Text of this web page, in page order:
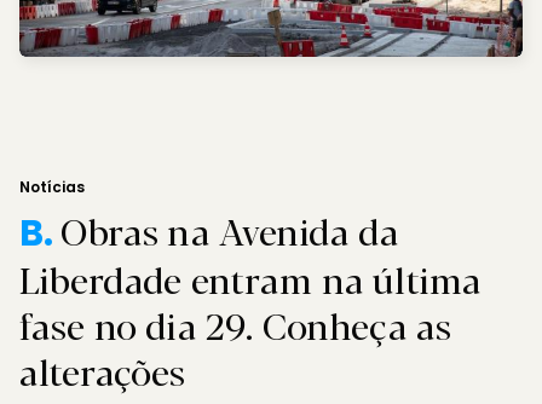
Notícias
B.Obras na Avenida da
Liberdade entram na última
fase no dia 29. Conheça as
alterações